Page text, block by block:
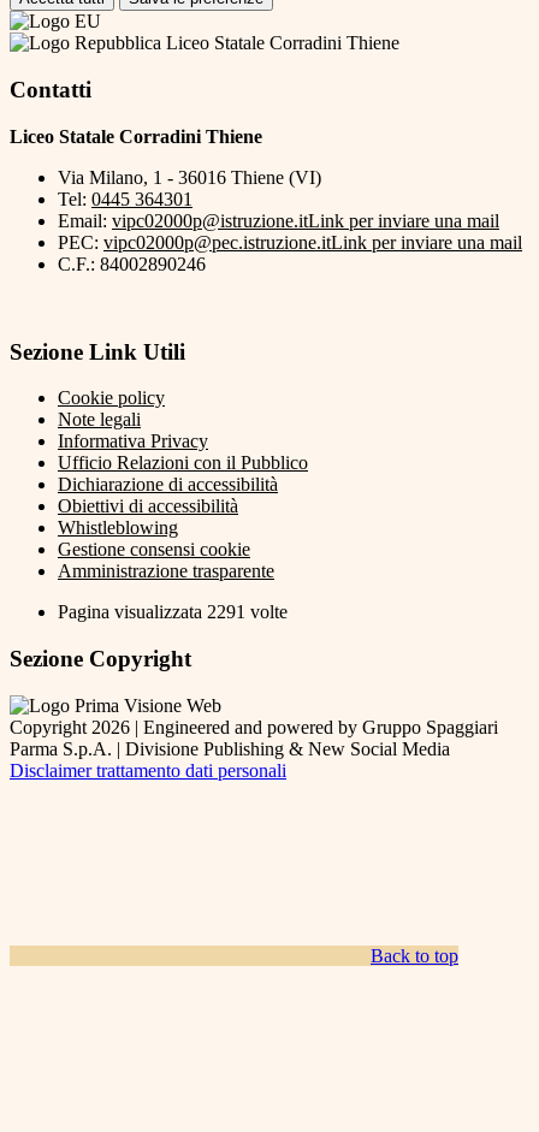
Liceo Statale Corradini Thiene
Contatti
Liceo Statale Corradini Thiene
Via Milano, 1 - 36016 Thiene (VI)
Tel: 0445 364301
Email: vipc02000p@istruzione.itLink per inviare una mail
PEC: vipc02000p@pec.istruzione.itLink per inviare una mail
C.F.: 84002890246
Sezione Link Utili
Cookie policy
Note legali
Informativa Privacy
Ufficio Relazioni con il Pubblico
Dichiarazione di accessibilità
Obiettivi di accessibilità
Whistleblowing
Gestione consensi cookie
Amministrazione trasparente
Pagina visualizzata 2291 volte
Sezione Copyright
Copyright 2026 | Engineered and powered by Gruppo Spaggiari
Parma S.p.A. | Divisione Publishing & New Social Media
Disclaimer trattamento dati personali
Back to top